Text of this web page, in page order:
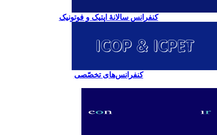
کنفرانس سالانۀ اپتیک و فوتونیک
کنفرانس‌های تخصّصی